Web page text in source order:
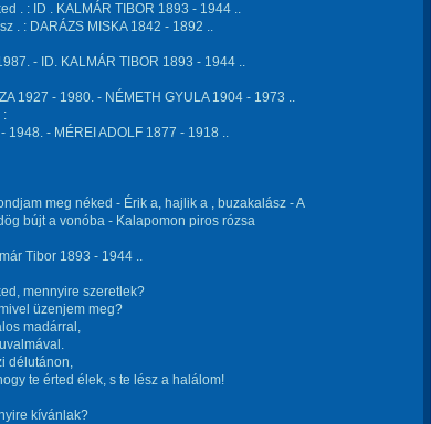
. : ID . KALMÁR TIBOR 1893 - 1944 ..
. : DARÁZS MISKA 1842 - 1892 ..
- ID. KALMÁR TIBOR 1893 - 1944 ..
1927 - 1980. - NÉMETH GYULA 1904 - 1973 ..
:
1948. - MÉREI ADOLF 1877 - 1918 ..
meg néked - Érik a, hajlik a , buzakalász - A
bújt a vonóba - Kalapomon piros rózsa
Tibor 1893 - 1944 ..
mennyire szeretlek?
üzenjem meg?
madárral,
délutánon,
te érted élek, s te lész a halálom!
kívánlak?